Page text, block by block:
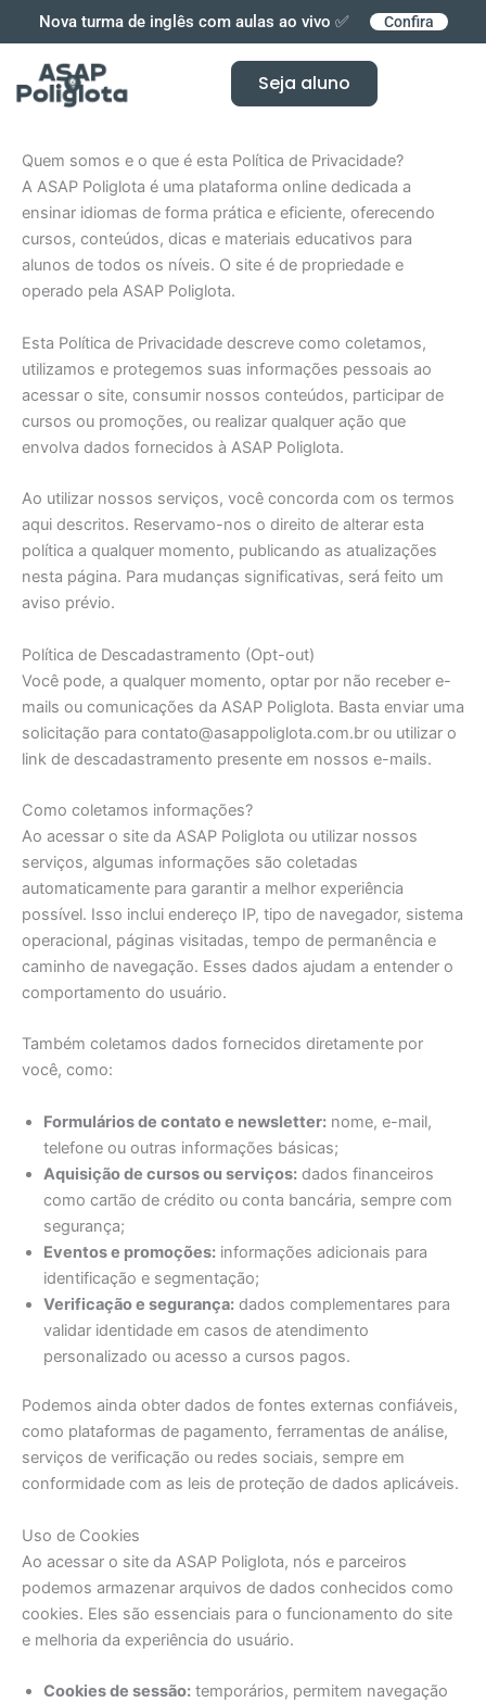
conteúdo
Nova turma de inglês com aulas ao vivo ✅ Confira
Seja aluno
Quem somos e o que é esta Política de Privacidade?
A ASAP Poliglota é uma plataforma online dedicada a
ensinar idiomas de forma prática e eficiente, oferecendo
cursos, conteúdos, dicas e materiais educativos para
alunos de todos os níveis. O site é de propriedade e
operado pela ASAP Poliglota.
Esta Política de Privacidade descreve como coletamos,
utilizamos e protegemos suas informações pessoais ao
acessar o site, consumir nossos conteúdos, participar de
cursos ou promoções, ou realizar qualquer ação que
envolva dados fornecidos à ASAP Poliglota.
Ao utilizar nossos serviços, você concorda com os termos
aqui descritos. Reservamo-nos o direito de alterar esta
política a qualquer momento, publicando as atualizações
nesta página. Para mudanças significativas, será feito um
aviso prévio.
Política de Descadastramento (Opt-out)
Você pode, a qualquer momento, optar por não receber e-
mails ou comunicações da ASAP Poliglota. Basta enviar uma
solicitação para contato@asappoliglota.com.br ou utilizar o
link de descadastramento presente em nossos e-mails.
Como coletamos informações?
Ao acessar o site da ASAP Poliglota ou utilizar nossos
serviços, algumas informações são coletadas
automaticamente para garantir a melhor experiência
possível. Isso inclui endereço IP, tipo de navegador, sistema
operacional, páginas visitadas, tempo de permanência e
caminho de navegação. Esses dados ajudam a entender o
comportamento do usuário.
Também coletamos dados fornecidos diretamente por
você, como:
Formulários de contato e newsletter: nome, e-mail,
telefone ou outras informações básicas;
Aquisição de cursos ou serviços: dados financeiros
como cartão de crédito ou conta bancária, sempre com
segurança;
Eventos e promoções: informações adicionais para
identificação e segmentação;
Verificação e segurança: dados complementares para
validar identidade em casos de atendimento
personalizado ou acesso a cursos pagos.
Podemos ainda obter dados de fontes externas confiáveis,
como plataformas de pagamento, ferramentas de análise,
serviços de verificação ou redes sociais, sempre em
conformidade com as leis de proteção de dados aplicáveis.
Uso de Cookies
Ao acessar o site da ASAP Poliglota, nós e parceiros
podemos armazenar arquivos de dados conhecidos como
cookies. Eles são essenciais para o funcionamento do site
e melhoria da experiência do usuário.
Cookies de sessão: temporários, permitem navegação